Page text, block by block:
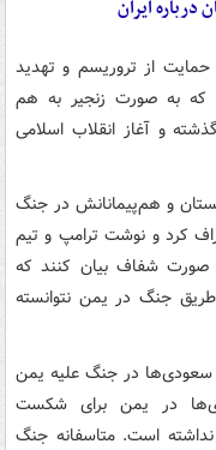
ایران
حمایت از تروریسم و تهدید
که به صورت زنجیر به هم
هستند ریشه در ۳۹ سال گذشته و آغاز انقلاب اسلامی
و هم‌پیمانانش در جنگ
کرد و نوشت ترامپ و تیم
صورت شفاف بیان کنند که
طریق جنگ در یمن نتوانسته
سعودی‌ها در جنگ علیه یمن
در یمن برای شکست
است. متاسفانه جنگ